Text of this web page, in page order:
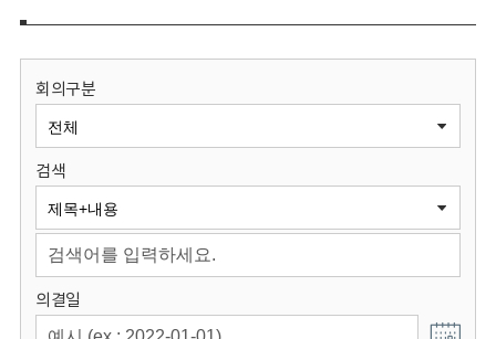
보
원
회
회의구분
검색
의결일